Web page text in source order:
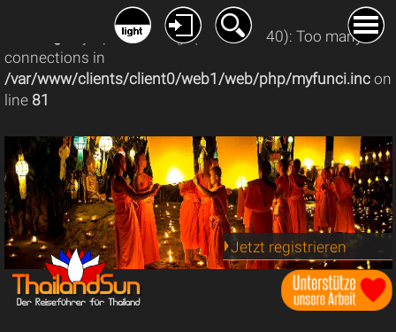
: mysqli_connect(): (08004/1040): Too many
connections in
/var/www/clients/client0/web1/web/php/myfunci.inc on
line 81
Jetzt registrieren